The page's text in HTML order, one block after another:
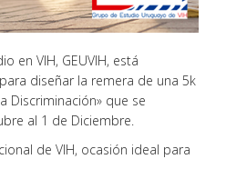
en VIH, GEUVIH, está
diseñar la remera de una 5k
Discriminación» que se
al 1 de Diciembre.
de VIH, ocasión ideal para